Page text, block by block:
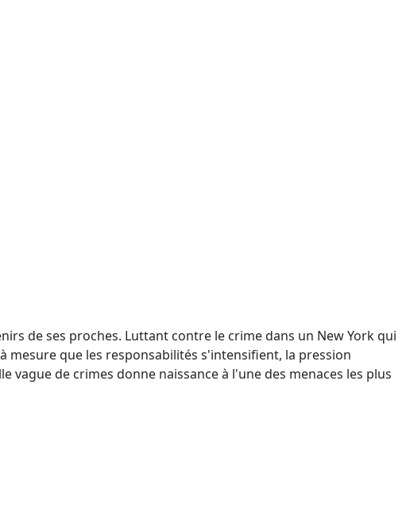
de ses proches. Luttant contre le crime dans un New York qui
mesure que les responsabilités s'intensifient, la pression
de crimes donne naissance à l'une des menaces les plus